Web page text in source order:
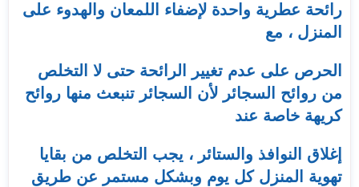
رائحة عطرية واحدة لإضفاء اللمعان والهدوء على
المنزل ، مع
الحرص على عدم تغيير الرائحة حتى لا التخلص
من روائح السجائر لأن السجائر تنبعث منها روائح
كريهة خاصة عند
إغلاق النوافذ والستائر ، يجب التخلص من بقايا
تهوية المنزل كل يوم وبشكل مستمر عن طريق